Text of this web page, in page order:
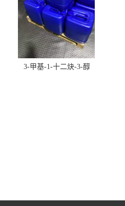
3-甲基-1-十二炔-3-醇